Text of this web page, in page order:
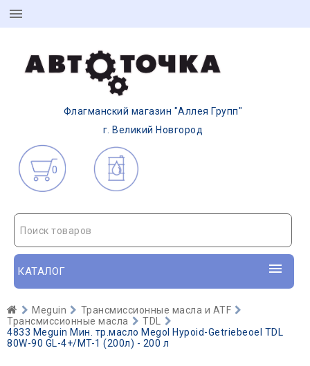
Флагманский магазин "Аллея Групп"
г. Великий Новгород
0
Поиск товаров
КАТАЛОГ
Meguin
Трансмиссионные масла и ATF
Трансмиссионные масла
TDL
4833 Meguin Мин. тр.масло Megol Hypoid-Getriebeoel TDL
80W-90 GL-4+/MT-1 (200л) - 200 л